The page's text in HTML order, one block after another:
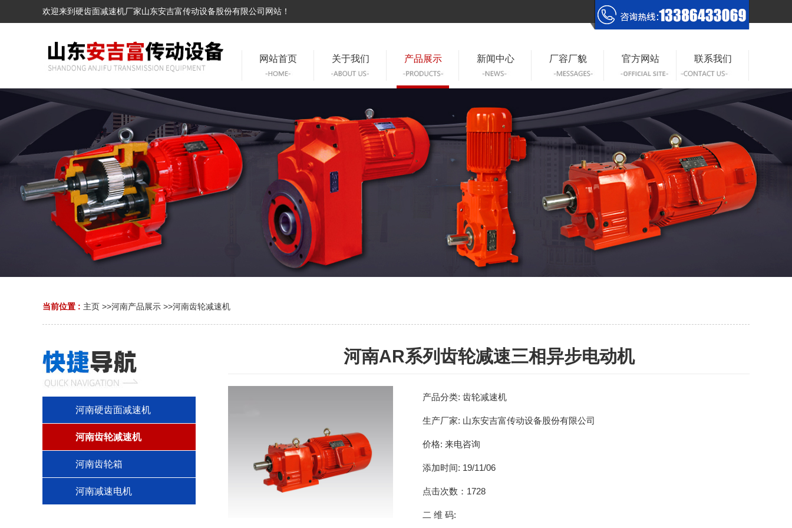
欢迎来到硬齿面减速机厂家山东安吉富传动设备股份有限公司网站！
网站首页 关于我们 产品展示 新闻中心 厂容厂貌 官方网站 联系我们
当前位置 : 主页 >>河南产品展示 >>河南齿轮减速机
河南硬齿面减速机
河南齿轮减速机
河南齿轮箱
河南减速电机
河南AR系列齿轮减速三相异步电动机
产品分类: 齿轮减速机
生产厂家: 山东安吉富传动设备股份有限公司
价格: 来电咨询
添加时间: 19/11/06
点击次数： 1728
二 维 码: